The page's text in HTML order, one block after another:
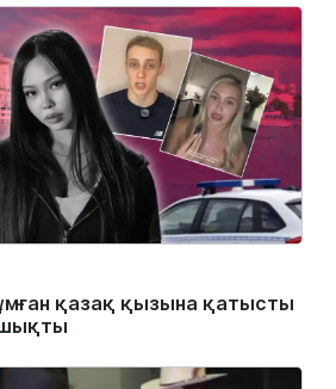
қазақ қызына қатысты